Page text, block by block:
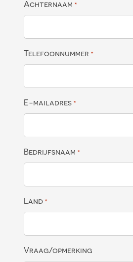
Achternaam *
Telefoonnummer *
E-mailadres *
Bedrijfsnaam *
Land *
Vraag/opmerking